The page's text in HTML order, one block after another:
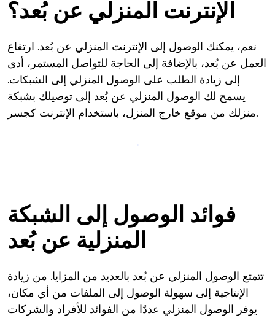
الإنترنت المنزلي عن بُعد؟
نعم، يمكنك الوصول إلى الإنترنت المنزلي عن بُعد. ارتفاع
العمل عن بُعد، بالإضافة إلى الحاجة للتواصل المستمر، أدى
إلى زيادة الطلب على الوصول المنزلي إلى الشبكات.
يسمح لك الوصول المنزلي عن بُعد إلى توصيلك بشبكة
منزلك من موقع خارج المنزل، باستخدام الإنترنت كجسر.
فوائد الوصول إلى الشبكة
المنزلية عن بُعد
تتمتع الوصول المنزلي عن بُعد بالعديد من المزايا. من زيادة
الإنتاجية إلى سهولة الوصول إلى الملفات من أي مكان،
يوفر الوصول المنزلي عددًا من الفوائد للأفراد والشركات